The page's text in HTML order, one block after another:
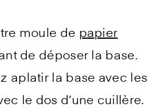
moule de papier
de déposer la base.
aplatir la base avec les
le dos d’une cuillère.